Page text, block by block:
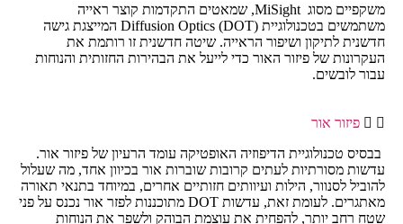
משקפיים מסוג MiSight, שמאטים התקדמות קוצר ראייה
משתמשים בטכנולוגיית Diffusion Optics (DOT) המייצגת גישה
חדשנית לתיקון ושיפור הראייה. שיטה חדשנית זו רותמת את
העקרונות של פיזור האור כדי לייעל את הבהירות החזותית והנוחות
עבור לובשים.
פיזור אור
בבסיס טכנולוגיית הדיפוזיה האופטיקה עומד הרעיון של פיזור אור.
עדשות מסורתיות לעתים קרובות שוברות אור בכיוון אחד, מה שעלול
להוביל לסנוור, הילות ועיוותים חזותיים אחרים, במיוחד בתנאי תאורה
מאתגרים. לעומת זאת, עדשות DOT מתוכננות לפזר אור נכנס על פני
שטח רחב יותר, להפחית את עוצמת הבוהק ולשפר את הנוחות